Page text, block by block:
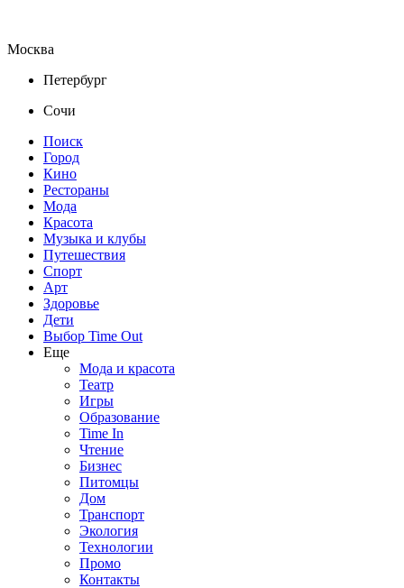
Москва
Петербург
Сочи
Поиск
Город
Кино
Рестораны
Мода
Красота
Музыка и клубы
Путешествия
Спорт
Арт
Здоровье
Дети
Выбор Time Out
Еще
Мода и красота
Театр
Игры
Образование
Time In
Чтение
Бизнес
Питомцы
Дом
Транспорт
Экология
Технологии
Промо
Контакты